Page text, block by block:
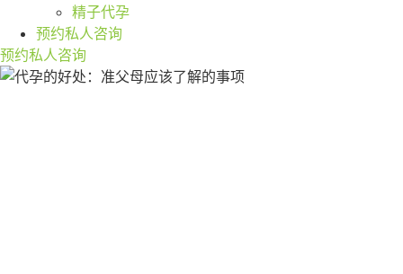
精子代孕
预约私人咨询
预约私人咨询